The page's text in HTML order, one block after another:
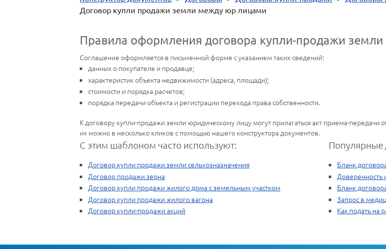
Договор купли продажи земли между юр лицами
Правила оформления договора купли-продажи
Соглашение оформляется в письменной форме с указанием таких сведений:
данных о покупателе и продавце;
характеристик объекта недвижимости (адреса, площади);
стоимости и порядка расчетов;
порядка передачи объекта и регистрации перехода права собственности.
К договору купли-продажи земли юридическому лицу могут прилагаться акт приема-передачи
их можно в несколько кликов с помощью нашего конструктора документов.
С этим шаблоном часто используют:
Договор купли продажи земли сельхозназначения
Договор продажи зерна
Договор купли продажи жилого дома с земельным участком
Договор купли продажи жилого вагона
Договор купли-продажи акций
Популярные
Бланк
Доверенность
Бланк
Запрос в
Как подать на